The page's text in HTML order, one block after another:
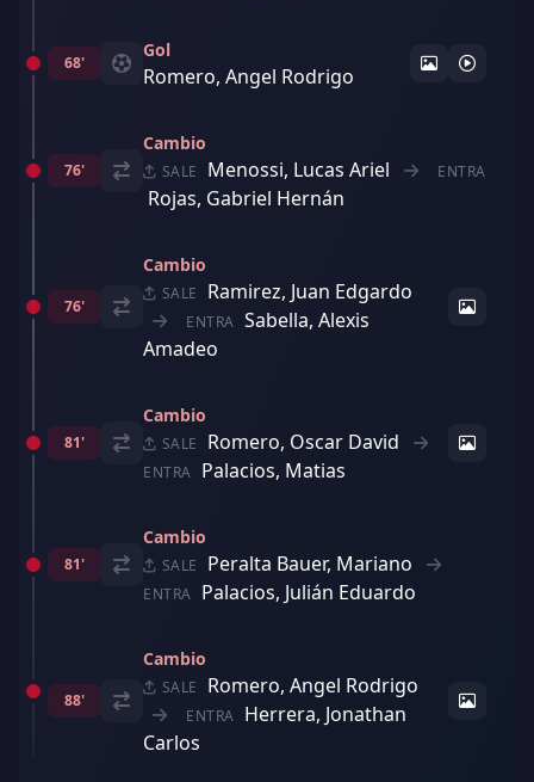
68'
Gol
Romero, Angel Rodrigo
76'
Cambio
SALE Menossi, Lucas Ariel ENTRA
Rojas, Gabriel Hernán
76'
Cambio
SALE Ramirez, Juan Edgardo
ENTRA Sabella, Alexis
Amadeo
81'
Cambio
SALE Romero, Oscar David
ENTRA Palacios, Matias
81'
Cambio
SALE Peralta Bauer, Mariano
ENTRA Palacios, Julián Eduardo
88'
Cambio
SALE Romero, Angel Rodrigo
ENTRA Herrera, Jonathan
Carlos